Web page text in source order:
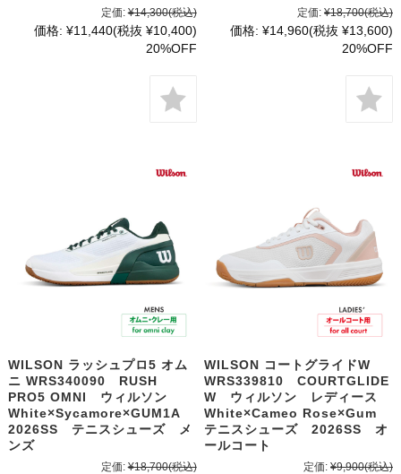
定価: ¥14,300(税込)
価格: ¥11,440(税抜 ¥10,400)
20%OFF
定価: ¥18,700(税込)
価格: ¥14,960(税抜 ¥13,600)
20%OFF
WILSON ラッシュプロ5 オム
ニ WRS340090 RUSH
PRO5 OMNI ウィルソン
White×Sycamore×GUM1A
2026SS テニスシューズ メ
ンズ
定価: ¥18,700(税込)
WILSON コートグライドW
WRS339810 COURTGLIDE
W ウィルソン レディース
White×Cameo Rose×Gum
テニスシューズ 2026SS オ
ールコート
定価: ¥9,900(税込)